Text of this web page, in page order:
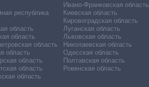
республика
область
область
область
область
область
область
область
Ивано-Франковская область
Киевская область
Кировоградская область
Луганская область
Львовская область
Николаевская область
Одесская область
Полтавская область
Ровенская область